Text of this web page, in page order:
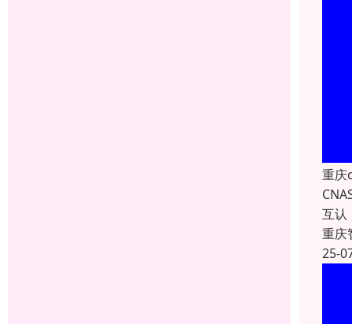
重庆
互认
重庆
25-